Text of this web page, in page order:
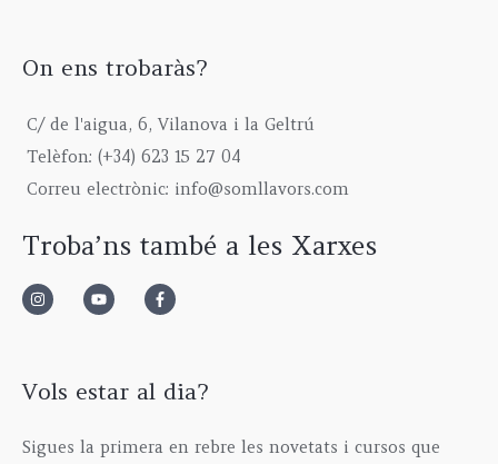
On ens trobaràs?
C/ de l'aigua, 6, Vilanova i la Geltrú
Telèfon: (+34) 623 15 27 04
Correu electrònic: info@somllavors.com
Troba’ns també a les Xarxes
Vols estar al dia?
Sigues la primera en rebre les novetats i cursos que